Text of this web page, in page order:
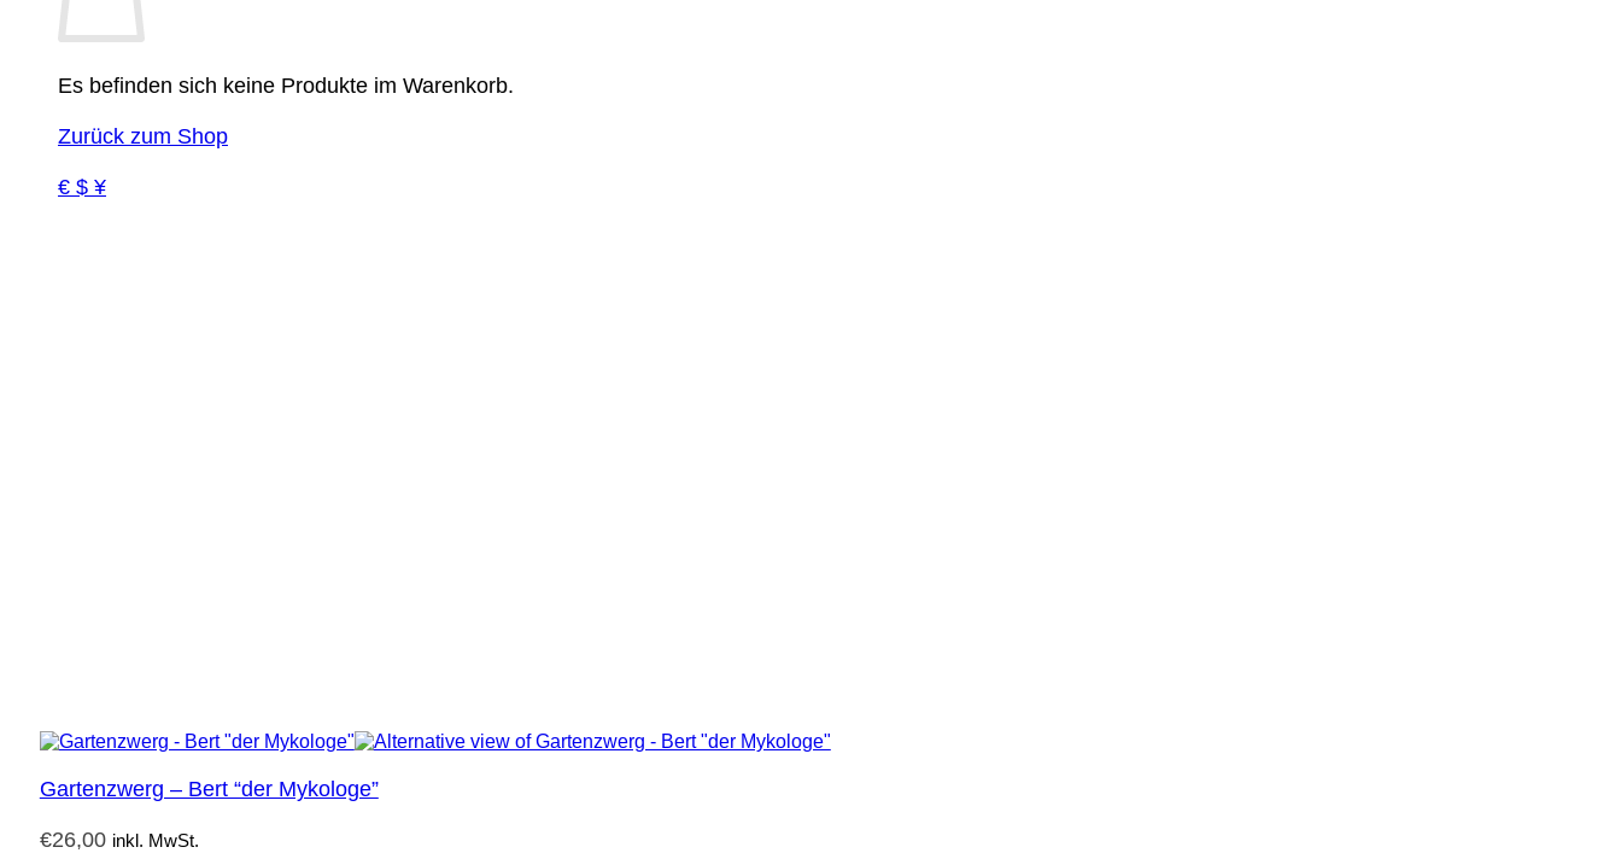
Es befinden sich keine Produkte im Warenkorb.
Zurück zum Shop
€ $ ¥
Gartenzwerg – Bert “der Mykologe”
€26,00 inkl. MwSt.